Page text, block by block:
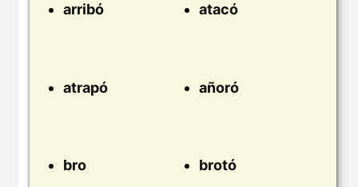
arribó atacó
atrapó añoró
bro brotó